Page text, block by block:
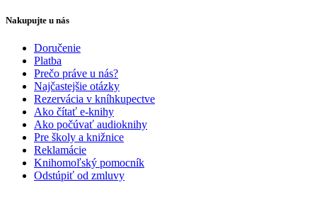
Nakupujte u nás
Doručenie
Platba
Prečo práve u nás?
Najčastejšie otázky
Rezervácia v kníhkupectve
Ako čítať e-knihy
Ako počúvať audioknihy
Pre školy a knižnice
Reklamácie
Knihomoľský pomocník
Odstúpiť od zmluvy